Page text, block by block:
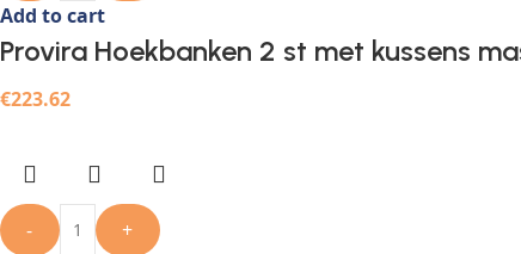
Add to cart
Provira Hoekbanken 2 st met kussens
€223.62
- +